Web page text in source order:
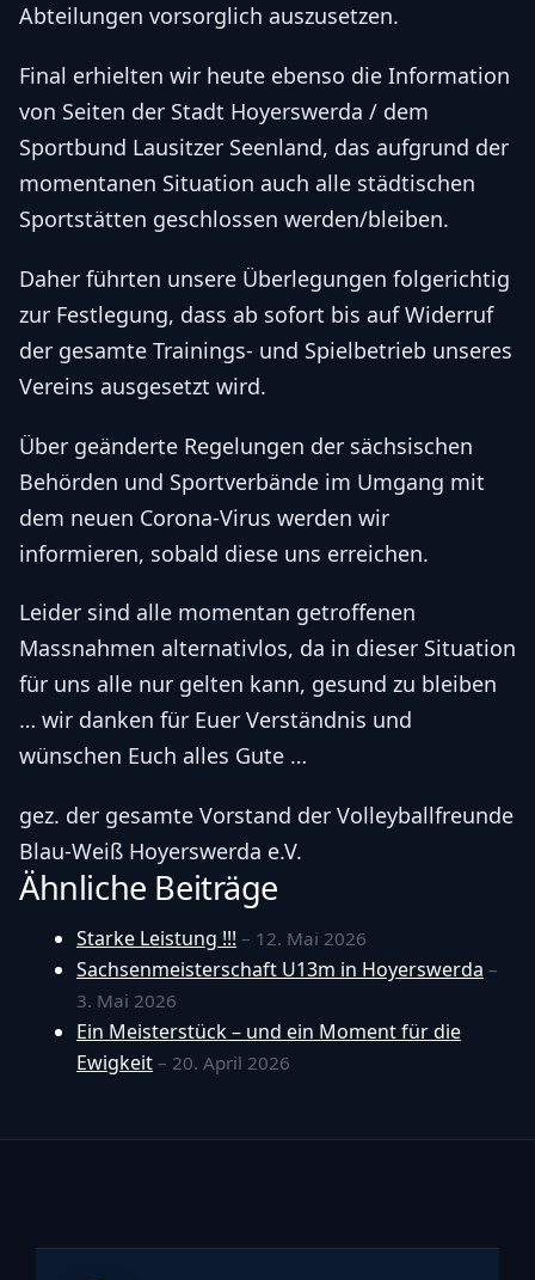
Abteilungen vorsorglich auszusetzen.
Final erhielten wir heute ebenso die Information
von Seiten der Stadt Hoyerswerda / dem
Sportbund Lausitzer Seenland, das aufgrund der
momentanen Situation auch alle städtischen
Sportstätten geschlossen werden/bleiben.
Daher führten unsere Überlegungen folgerichtig
zur Festlegung, dass ab sofort bis auf Widerruf
der gesamte Trainings- und Spielbetrieb unseres
Vereins ausgesetzt wird.
Über geänderte Regelungen der sächsischen
Behörden und Sportverbände im Umgang mit
dem neuen Corona-Virus werden wir
informieren, sobald diese uns erreichen.
Leider sind alle momentan getroffenen
Massnahmen alternativlos, da in dieser Situation
für uns alle nur gelten kann, gesund zu bleiben
… wir danken für Euer Verständnis und
wünschen Euch alles Gute …
gez. der gesamte Vorstand der Volleyballfreunde
Blau-Weiß Hoyerswerda e.V.
Ähnliche Beiträge
Starke Leistung !!! – 12. Mai 2026
Sachsenmeisterschaft U13m in Hoyerswerda –
3. Mai 2026
Ein Meisterstück – und ein Moment für die
Ewigkeit – 20. April 2026